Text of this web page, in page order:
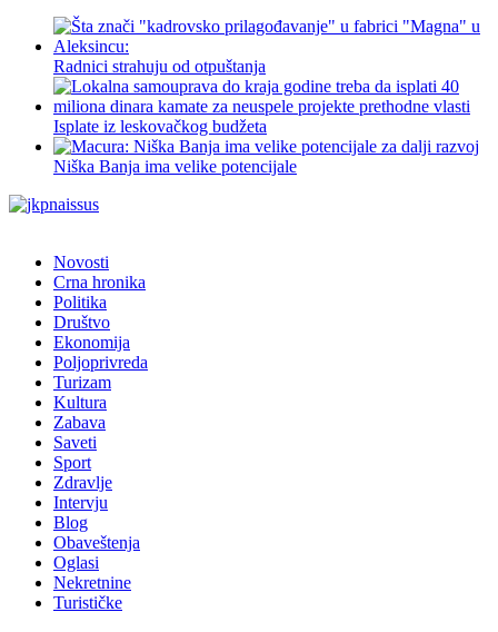
Radnici strahuju od otpuštanja
Isplate iz leskovačkog budžeta
Niška Banja ima velike potencijale
Novosti
Crna hronika
Politika
Društvo
Ekonomija
Poljoprivreda
Turizam
Kultura
Zabava
Saveti
Sport
Zdravlje
Intervju
Blog
Obaveštenja
Oglasi
Nekretnine
Turističke